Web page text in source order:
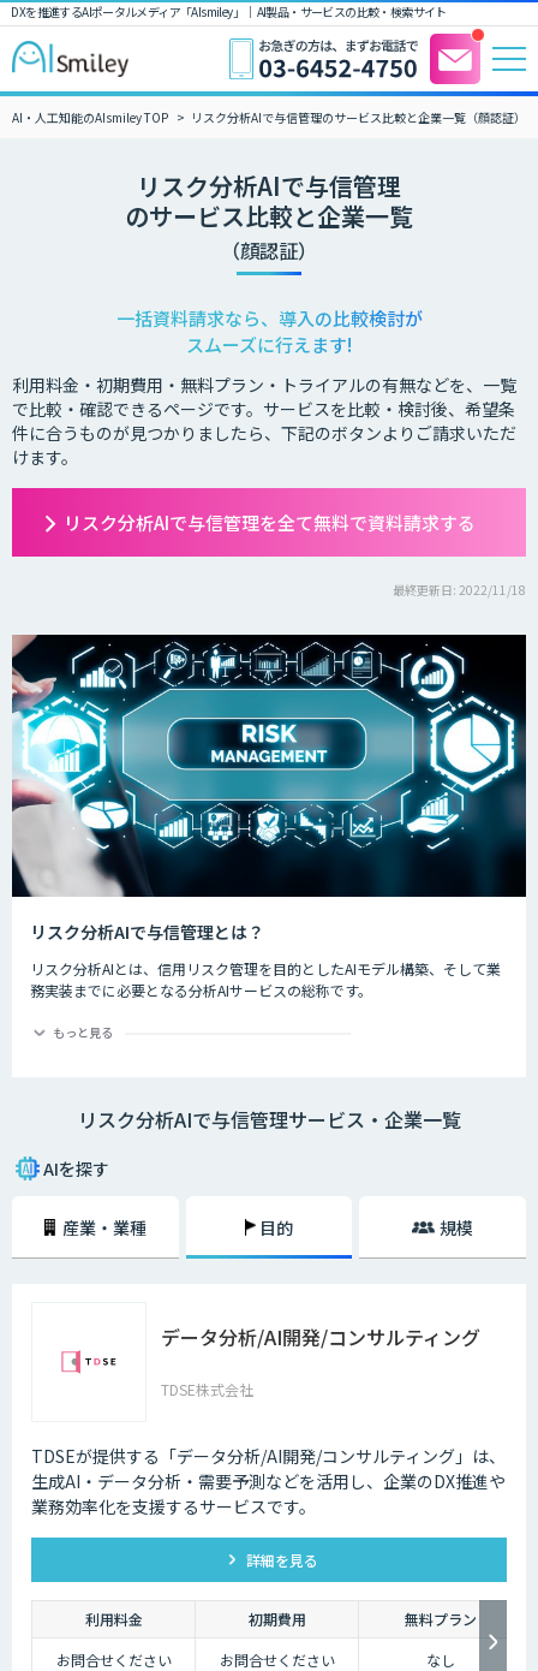
DXを推進するAIポータルメディア「AIsmiley」｜ AI製品・サービスの比較・検索サイト
AI・人工知能のAIsmiley TOP リスク分析AIで与信管理のサービス比較と企業一覧（顔認証）
リスク分析AIで与信管理
のサービス比較と企業一覧
（顔認証）
一括資料請求なら、導入の比較検討が
スムーズに行えます!
利用料金・初期費用・無料プラン・トライアルの有無などを、一覧
で比較・確認できるページです。サービスを比較・検討後、希望条
件に合うものが見つかりましたら、下記のボタンよりご請求いただ
けます。
リスク分析AIで与信管理を全て無料で資料請求する
最終更新日: 2022/11/18
リスク分析AIで与信管理とは？
リスク分析AIとは、信用リスク管理を目的としたAIモデル構築、そして業
務実装までに必要となる分析AIサービスの総称です。
ディープラーニングなど新しいAI技術が登場する今、金融業界では規制や
にフィットした独自性のあるAIモデルで信用リスク管理を行う態勢が求め
リスク分析は、データに基づいて自動的に判断するだけでは実際に利用す
る新しいAI技術の研究が進んでいます。今後、与信審査など社会の重要な
もっと見る
リスク分析AIで与信管理サービス・企業一覧
AIを探す
産業・業種 目的 規模
データ分析/AI開発/コンサルティング
TDSE株式会社
TDSEが提供する「データ分析/AI開発/コンサルティング」は、
生成AI・データ分析・需要予測などを活用し、企業のDX推進や
業務効率化を支援するサービスです。
詳細を見る
利用料金 初期費用
無料プラン
お問合せください
お問合せください なし